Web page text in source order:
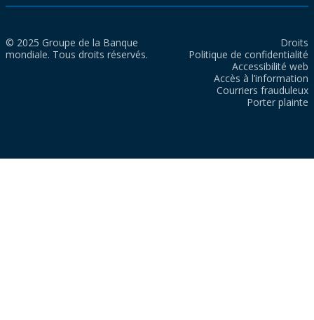
© 2025 Groupe de la Banque
mondiale. Tous droits réservés.
Droits
Politique de confidentialité
Accessibilité web
Accès à l’information
Courriers frauduleux
Porter plainte